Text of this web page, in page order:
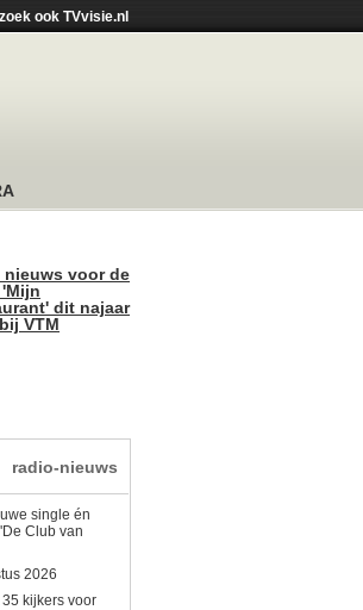
ook TVvisie.nl
nieuws voor de
dit najaar
VTM
radio-nieuws
single én
Club van
2026
kijkers voor